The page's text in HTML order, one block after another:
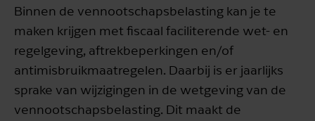
Binnen de vennootschapsbelasting kan je te
maken krijgen met fiscaal faciliterende wet- en
regelgeving, aftrekbeperkingen en/of
antimisbruikmaatregelen. Daarbij is er jaarlijks
sprake van wijzigingen in de wetgeving van de
vennootschapsbelasting. Dit maakt de